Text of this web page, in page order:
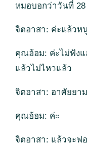
หมอบอกว่าวันที่
จิตอาสา: ค่ะแล้วห
คุณอ้อม: ค่ะไม่ฟัง
แล้วไม่ไหวแล้ว
จิตอาสา: อาศัยยา
คุณอ้อม: ค่ะ
จิตอาสา: แล้วจะฟ